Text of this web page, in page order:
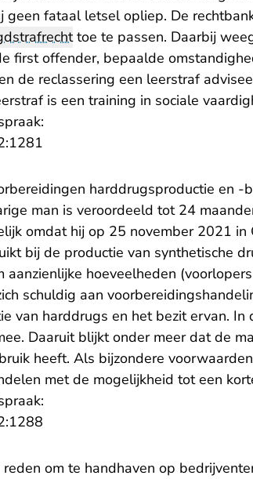
geen fataal letsel opliep. De
toe te passen. Daarbij
first offender, bepaalde
de reclassering een leerstraf
is een training in sociale
harddrugsproductie en -
man is veroordeeld tot 24
omdat hij op 25 november 2021
bij de productie van synthetische
aanzienlijke hoeveelheden
schuldig aan
van harddrugs en het bezit ervan.
Daaruit blijkt onder meer dat de
heeft. Als bijzondere
met de mogelijkheid tot een
om te handhaven op